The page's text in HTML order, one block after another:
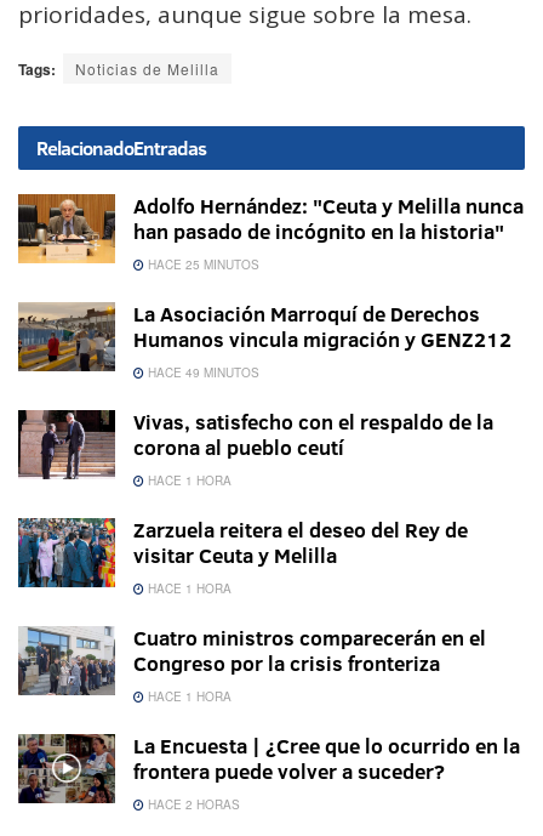
prioridades, aunque sigue sobre la mesa.
Tags: Noticias de Melilla
RelacionadoEntradas
Adolfo Hernández: "Ceuta y Melilla nunca
han pasado de incógnito en la historia"
HACE 25 MINUTOS
La Asociación Marroquí de Derechos
Humanos vincula migración y GENZ212
HACE 49 MINUTOS
Vivas, satisfecho con el respaldo de la
corona al pueblo ceutí
HACE 1 HORA
Zarzuela reitera el deseo del Rey de
visitar Ceuta y Melilla
HACE 1 HORA
Cuatro ministros comparecerán en el
Congreso por la crisis fronteriza
HACE 1 HORA
La Encuesta | ¿Cree que lo ocurrido en la
frontera puede volver a suceder?
HACE 2 HORAS